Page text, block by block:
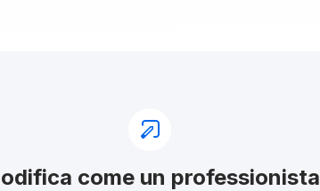
come un professionista